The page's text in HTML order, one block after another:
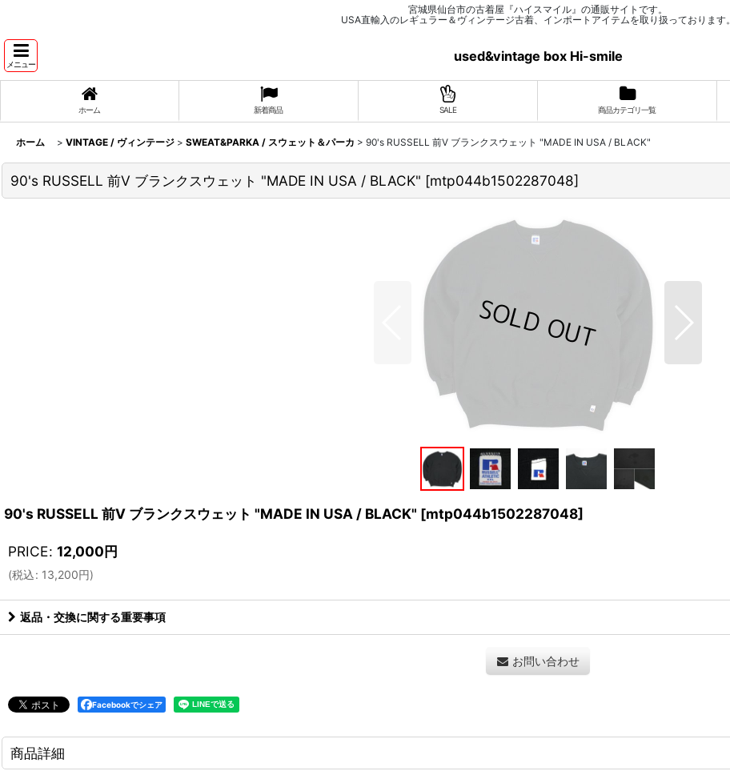
宮城県仙台市の古着屋『ハイスマイル』の通販サイトです。
USA直輸入のレギュラー＆ヴィンテージ古着、インポートアイテムを取り扱っております。
メニュー
used&vintage box Hi-smile
ホーム 新着商品 SALE 商品カテゴリ一覧
ホーム > VINTAGE / ヴィンテージ > SWEAT&PARKA / スウェット＆パーカ > 90's RUSSELL 前V ブランクスウェット "MADE IN USA / BLACK"
90's RUSSELL 前V ブランクスウェット "MADE IN USA / BLACK" [mtp044b1502287048]
90's RUSSELL 前V ブランクスウェット "MADE IN USA / BLACK" [mtp044b1502287048]
PRICE: 12,000円
(税込: 13,200円)
返品・交換に関する重要事項
お問い合わせ
Facebookでシェア
商品詳細